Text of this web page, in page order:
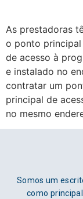
As prestadoras
o ponto
de acesso à
e instalado no
contratar um
principal de
no mesmo
Somos um
como